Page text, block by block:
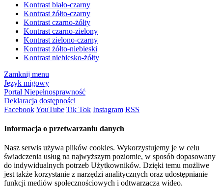
Kontrast biało-czarny
Kontrast żółto-czarny
Kontrast czarno-żółty
Kontrast czarno-zielony
Kontrast zielono-czarny
Kontrast żółto-niebieski
Kontrast niebiesko-żółty
Zamknij menu
Język migowy
Portal Niepełnosprawność
Deklaracja dostępności
FacebookYouTube Tik Tok Instagram RSS
Informacja o przetwarzaniu danych
Nasz serwis używa plików cookies. Wykorzystujemy je w celu
świadczenia usług na najwyższym poziomie, w sposób dopasowany
do indywidualnych potrzeb Użytkowników. Dzięki temu możliwe
jest także korzystanie z narzędzi analitycznych oraz udostępnianie
funkcji mediów społecznościowych i odtwarzacza wideo.